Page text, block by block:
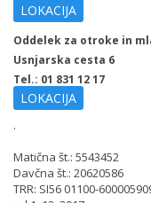
LOKACIJA
Oddelek za otroke in
Usnjarska cesta 6
Tel.: 01 831 12 17
LOKACIJA
.
Matična št.: 5543452
Davčna št.: 20620586
TRR: SI56 01100-